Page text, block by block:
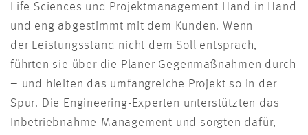
Life Sciences und Projektmanagement Hand in Hand
und eng abgestimmt mit dem Kunden. Wenn
der Leistungsstand nicht dem Soll entsprach,
führten sie über die Planer Gegenmaßnahmen durch
– und hielten das umfangreiche Projekt so in der
Spur. Die Engineering-Experten unterstützten das
Inbetriebnahme-Management und sorgten dafür,